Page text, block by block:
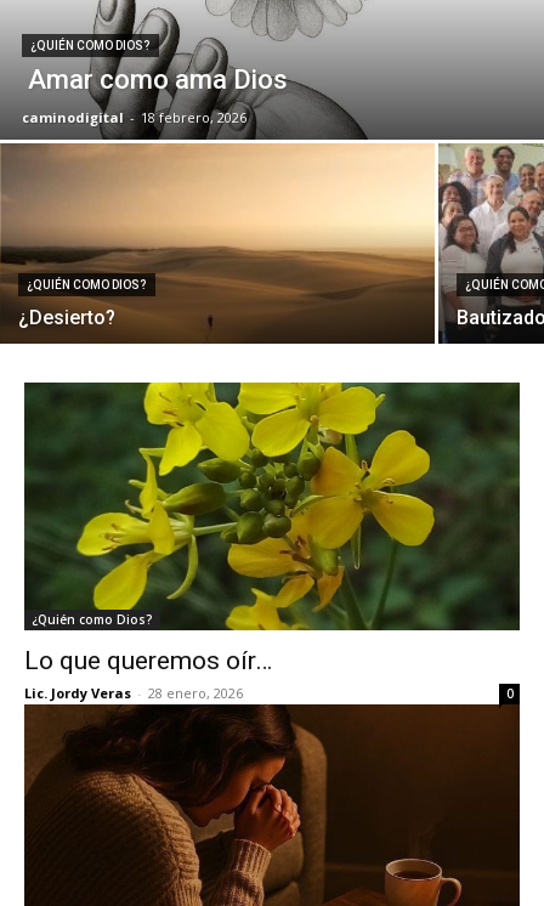
¿QUIÉN COMO DIOS?
Amar como ama Dios
caminodigital - 18 febrero, 2026
¿QUIÉN COMO DIOS?
¿Desierto?
¿QUIÉN
¿Quién como Dios?
Lo que queremos oír…
Lic. Jordy Veras - 28 enero, 2026 0